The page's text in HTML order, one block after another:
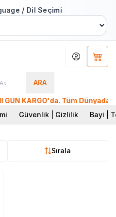
/ Dil Seçimi
ARA
Hesabım
KARGO'da. Tüm Dünyadan
Güvenlik | Gizlilik Bayi |
Sırala